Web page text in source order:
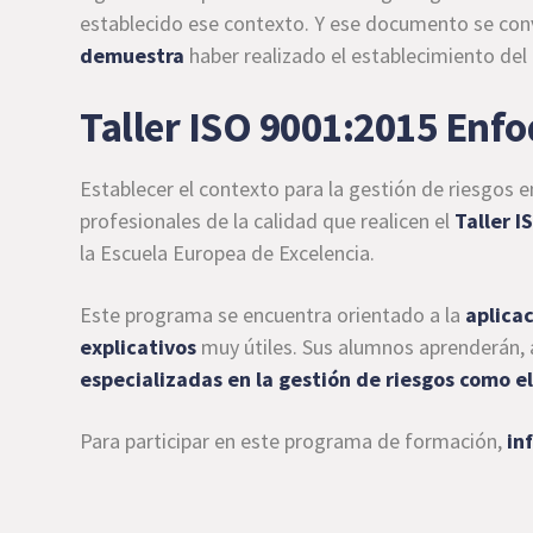
establecido ese contexto. Y ese documento se
demuestra haber realizado el establecimiento
Taller ISO 9001:2015
Establecer el contexto para la gestión de riesgos
profesionales de la calidad que realicen el Taller
la Escuela Europea de Excelencia.
Este programa se encuentra orientado a la
explicativos muy útiles. Sus alumnos
especializadas en la gestión de riesgos como
Para participar en este programa de formación,